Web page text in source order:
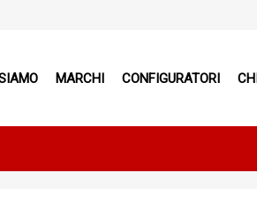
MARCHI CONFIGURATORI